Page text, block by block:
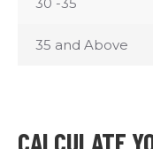
30 -35
35 and Above
CALCULATE